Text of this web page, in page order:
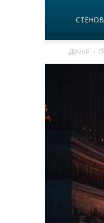
Домой